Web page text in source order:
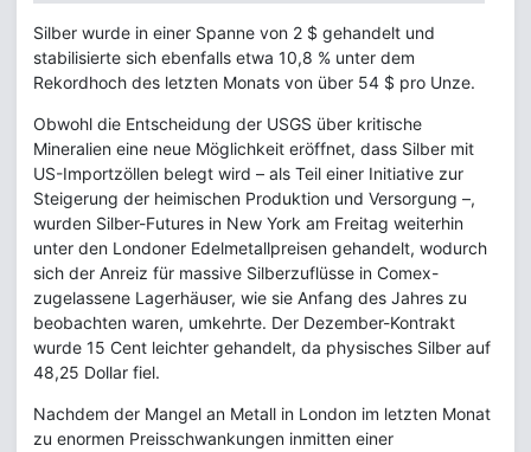
Silber wurde in einer Spanne von 2 $ gehandelt und
stabilisierte sich ebenfalls etwa 10,8 % unter dem
Rekordhoch des letzten Monats von über 54 $ pro Unze.
Obwohl die Entscheidung der USGS über kritische
Mineralien eine neue Möglichkeit eröffnet, dass Silber mit
US-Importzöllen belegt wird – als Teil einer Initiative zur
Steigerung der heimischen Produktion und Versorgung –,
wurden Silber-Futures in New York am Freitag weiterhin
unter den Londoner Edelmetallpreisen gehandelt, wodurch
sich der Anreiz für massive Silberzuflüsse in Comex-
zugelassene Lagerhäuser, wie sie Anfang des Jahres zu
beobachten waren, umkehrte. Der Dezember-Kontrakt
wurde 15 Cent leichter gehandelt, da physisches Silber auf
48,25 Dollar fiel.
Nachdem der Mangel an Metall in London im letzten Monat
zu enormen Preisschwankungen inmitten einer